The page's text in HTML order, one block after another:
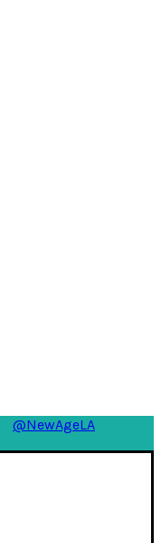
@NewAgeLA